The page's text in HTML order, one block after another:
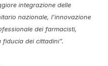
integrazione delle
nazionale, l’innovazione
dei farmacisti,
dei cittadini”.